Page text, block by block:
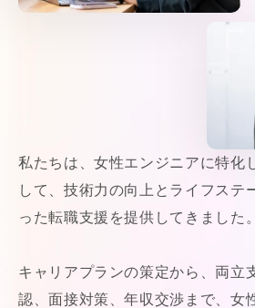
私たちは、女性エンジニアに特化
して、技術力の向上とライフステ
った転職支援を提供してきました。
キャリアプランの策定から、両立
認、面接対策、年収交渉まで、女